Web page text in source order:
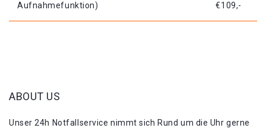
Aufnahmefunktion)
€109,-
ABOUT US
Unser 24h Notfallservice nimmt sich Rund um die Uhr gerne